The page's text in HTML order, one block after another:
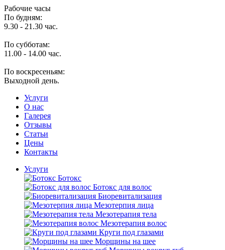
Рабочие часы
По будням:
9.30 - 21.30 час.
По субботам:
11.00 - 14.00 час.
По воскресеньям:
Выходной день.
Услуги
O нас
Галерея
Отзывы
Статьи
Цены
Контакты
Услуги
Ботокс
Ботокс для волос
Биоревитализация
Мезотерпия лица
Мезотерапия тела
Мезотерапия волос
Круги под глазами
Морщины на шее